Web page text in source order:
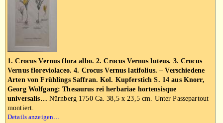
1. Crocus Vernus flora albo. 2. Crocus Vernus luteus. 3. Crocus
Vernus floreviolaceo. 4. Crocus Vernus latifolius. – Verschiedene
Arten von Frühlings Saffran. Kol. Kupferstich S. 14 aus Knorr,
Georg Wolfgang: Thesaurus rei herbariae hortensisque
universalis… Nürnberg 1750 Ca. 38,5 x 23,5 cm. Unter Passepartout
montiert.
Details anzeigen…